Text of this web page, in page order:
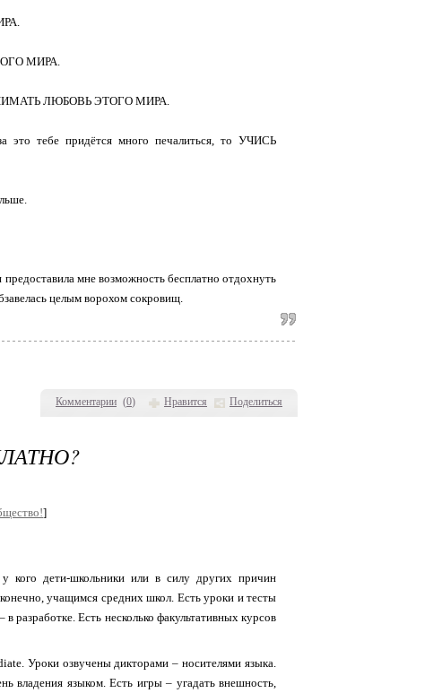
Комментарии (0) Нравится Поделиться
МИРА.
ЛЮБОВЬ ЭТОГО МИРА.
тебе придётся много печалиться, то УЧИСЬ
мне возможность бесплатно отдохнуть
целым ворохом сокровищ.
]
кого дети-школьники или в силу других причин
учащимся средних школ. Есть уроки и тесты
разработке. Есть несколько факультативных курсов
Уроки озвучены дикторами – носителями языка.
владения языком. Есть игры – угадать внешность,